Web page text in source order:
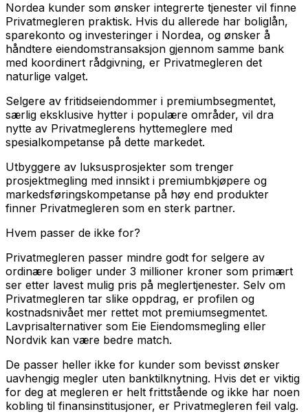
Nordea kunder som ønsker integrerte tjenester vil finne
Privatmegleren praktisk. Hvis du allerede har boliglån,
sparekonto og investeringer i Nordea, og ønsker å
håndtere eiendomstransaksjon gjennom samme bank
med koordinert rådgivning, er Privatmegleren det
naturlige valget.
Selgere av fritidseiendommer i premiumbsegmentet,
særlig eksklusive hytter i populære områder, vil dra
nytte av Privatmeglerens hyttemeglere med
spesialkompetanse på dette markedet.
Utbyggere av luksusprosjekter som trenger
prosjektmegling med innsikt i premiumbkjøpere og
markedsføringskompetanse på høy end produkter
finner Privatmegleren som en sterk partner.
Hvem passer de ikke for?
Privatmegleren passer mindre godt for selgere av
ordinære boliger under 3 millioner kroner som primært
ser etter lavest mulig pris på meglertjenester. Selv om
Privatmegleren tar slike oppdrag, er profilen og
kostnadsnivået mer rettet mot premiumsegmentet.
Lavprisalternativer som Eie Eiendomsmegling eller
Nordvik kan være bedre match.
De passer heller ikke for kunder som bevisst ønsker
uavhengig megler uten banktilknytning. Hvis det er viktig
for deg at megleren er helt frittstående og ikke har noen
kobling til finansinstitusjoner, er Privatmegleren feil valg.